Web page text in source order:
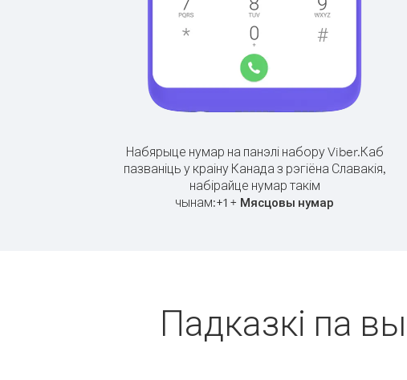
Набярыце нумар на панэлі набору Viber.Каб
пазваніць у краіну Канада з рэгіёна Славакія,
набірайце нумар такім
чынам:+1 + Мясцовы нумар
Падказкі па